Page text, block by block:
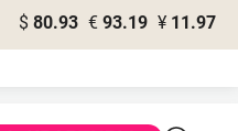
$ 80.93 € 93.19 ¥ 11.97